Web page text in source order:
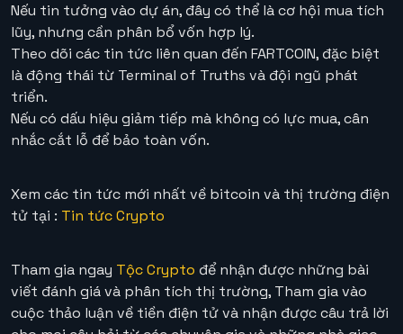
Nếu tin tưởng vào dự án, đây có thể là cơ hội mua tích
lũy, nhưng cần phân bổ vốn hợp lý.
Theo dõi các tin tức liên quan đến FARTCOIN, đặc biệt
là động thái từ Terminal of Truths và đội ngũ phát
triển.
Nếu có dấu hiệu giảm tiếp mà không có lực mua, cân
nhắc cắt lỗ để bảo toàn vốn.
Xem các tin tức mới nhất về bitcoin và thị trường điện
tử tại : Tin tức Crypto
Tham gia ngay Tộc Crypto để nhận được những bài
viết đánh giá và phân tích thị trường, Tham gia vào
cuộc thảo luận về tiền điện tử và nhận được câu trả lời